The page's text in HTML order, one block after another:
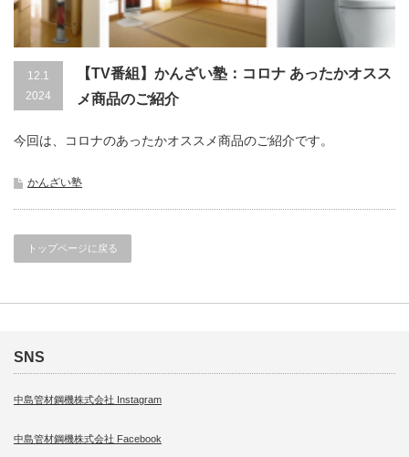
12.1
2024
【TV番組】かんざい塾：コロナ あったかオスス
メ商品のご紹介
今回は、コロナのあったかオススメ商品のご紹介です。
かんざい塾
トップページに戻る
SNS
中島管材鋼機株式会社 Instagram
中島管材鋼機株式会社 Facebook